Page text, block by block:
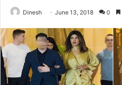
Dinesh June 13, 2018 0